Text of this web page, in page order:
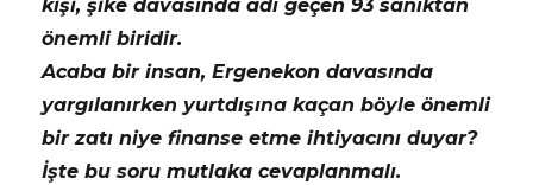
kişi, şike davasında adı geçen 93 sanıktan
önemli biridir.
Acaba bir insan, Ergenekon davasında
yargılanırken yurtdışına kaçan böyle önemli
bir zatı niye finanse etme ihtiyacını duyar?
İşte bu soru mutlaka cevaplanmalı.